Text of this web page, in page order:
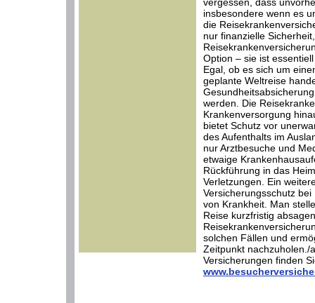
insbesondere wenn es
die
nur finanzielle
Option – sie ist
Egal, ob es sich um
geplante Weltreise
werden. Die
Krankenversorgung
bietet Schutz vor
des Aufenthalts im
nur Arztbesuche und
etwaige
Rückführung in das
Verletzungen. Ein
Versicherungsschutz
von Krankheit. Man
Reise kurzfristig
solchen Fällen und
Zeitpunkt nachzuholen./
Versicherungen finden